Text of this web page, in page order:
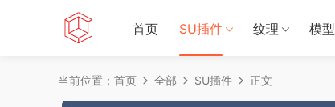
首页 SU插件 纹理 模型
当前位置： 首页 全部 SU插件 正文